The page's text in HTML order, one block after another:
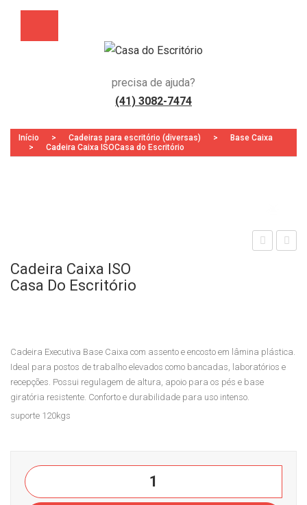
precisa de ajuda?
(41) 3082-7474
Início > Cadeiras para escritório (diversas) >
Base Caixa
>
Cadeira Caixa ISOCasa do Escritório
do
01s
Cadeira Caixa ISO
Casa Do Escritório
Cadeira Executiva Base Caixa com assento e encosto em lâmina plástica.
Ideal para postos de trabalho elevados como bancadas, laboratórios e
recepções. Possui regulagem de altura, apoio para os pés e base
giratória resistente. Conforto e durabilidade para uso intenso.
suporte 120kgs
Cadeira
Caixa